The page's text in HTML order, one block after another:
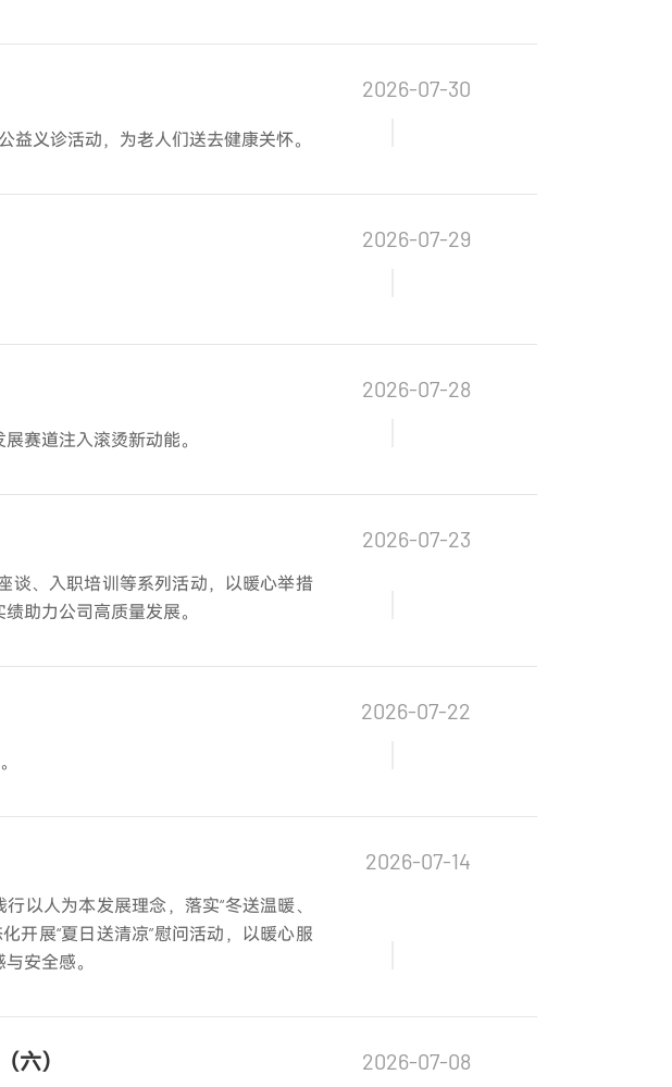
2026-07-30
益义诊活动，为老人们送去健康关怀。
2026-07-29
2026-07-28
赛道注入滚烫新动能。
2026-07-23
谈、入职培训等系列活动，以暖心举措
助力公司高质量发展。
2026-07-22
2026-07-14
以人为本发展理念，落实“冬送温暖、
开展“夏日送清凉”慰问活动，以暖心服
安全感。
六） 2026-07-08